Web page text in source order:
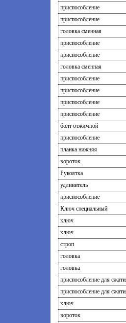
приспособление
приспособление
головка сменная
приспособление
приспособление
головка сменная
приспособление
приспособление
приспособление
приспособление
болт отжимной
приспособление
планка нижняя
вороток
Рукоятка
удлинитель
приспособление
Ключ специальный
ключ
ключ
строп
головка
головка
приспособление для
приспособление для
ключ
вороток